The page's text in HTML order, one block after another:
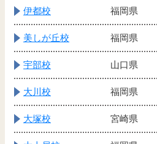
伊都校 福岡県
美しが丘校 福岡県
宇部校 山口県
大川校 福岡県
大塚校 宮崎県